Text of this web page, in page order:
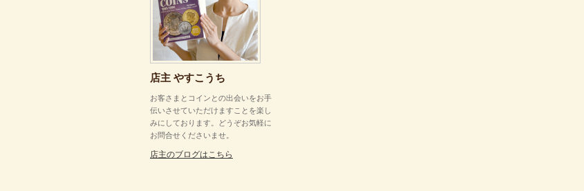
店主 やすこうち
お客さまとコインとの出会いをお手
伝いさせていただけますことを楽し
みにしております。どうぞお気軽に
お問合せくださいませ。
店主のブログはこちら